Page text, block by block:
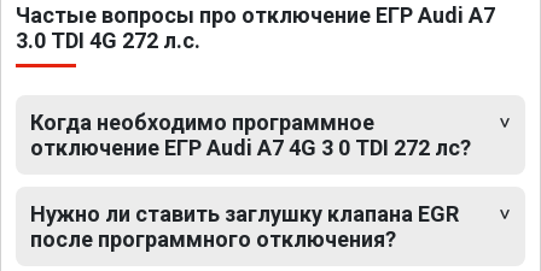
Частые вопросы про отключение ЕГР Audi A7
3.0 TDI 4G 272 л.с.
Когда необходимо программное
отключение ЕГР Audi A7 4G 3 0 TDI 272 лс?
Нужно ли ставить заглушку клапана EGR
после программного отключения?